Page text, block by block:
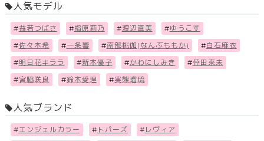
人気モデル
#益若つばさ #指原莉乃 #渡辺直美 #ゆうこす
#佐々木希 #一条響 #南部桃伽(なんぶももか) #白石麻衣
#明日花キララ #新木優子 #かわにしみき #倖田來未
#宮脇咲良 #鈴木愛理 #実熊瑠琉
人気ブランド
#エンジェルカラー # トパーズ # レヴィア